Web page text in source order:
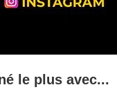
le plus avec...